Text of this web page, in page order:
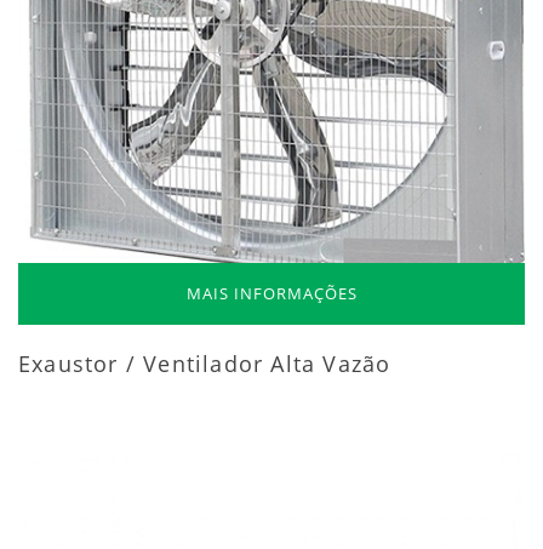
MAIS INFORMAÇÕES
Exaustor / Ventilador Alta Vazão